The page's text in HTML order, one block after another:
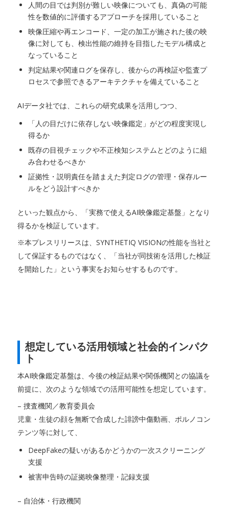
人間の目では判別が難しい映像についても、真偽の可能
性を数値的に評価するアプローチを採用していること
映像圧縮や再エンコード、一定の加工が施された後の映
像に対しても、検出性能の維持を目指したモデル構成と
なっていること
判定結果や関連ログを保存し、後からの再検証や監査プ
ロセスで参照できるアーキテクチャを備えていること
AIデータ社では、これらの研究成果を活用しつつ、
「人の目だけに依存しない映像鑑定」がどの程度実現し
得るか
既存の目視チェックや不正検知システムとどのように組
み合わせるべきか
証拠性・説明責任を踏まえた判定ログの管理・保存ルー
ルをどう設計すべきか
といった観点から、「実務で使えるAI映像鑑定基盤」となり
得るかを検証しています。
※本プレスリリースは、SYNTHETIQ VISIONの性能を当社と
して保証するものではなく、「当社が同技術を活用した検証
を開始した」という事実をお知らせするものです。
想定している活用領域と社会的インパク
ト
本AI映像鑑定基盤は、今後の検証結果や関係機関との協議を
前提に、次のような領域での活用可能性を想定しています。
– 捜査機関／教育委員会
児童・生徒の顔を無断で合成した誹謗中傷動画、ポルノコン
テンツ等に対して、
DeepFakeの疑いがあるかどうかの一次スクリーニング
支援
被害申告時の証拠映像整理・記録支援
– 自治体・行政機関